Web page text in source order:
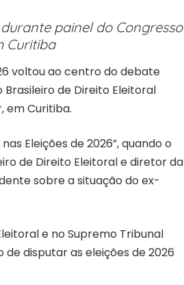
painel do Congresso
Curitiba
voltou ao centro do debate
de Direito Eleitoral
em Curitiba.
Eleições de 2026”, quando o
de Direito Eleitoral e diretor da
sobre a situação do ex-
e no Supremo Tribunal
disputar as eleições de 2026